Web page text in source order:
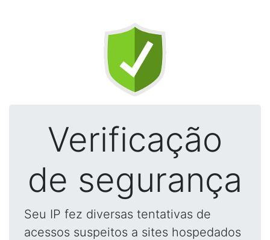
Verificação
de segurança
Seu IP fez diversas tentativas de
acessos suspeitos a sites hospedados